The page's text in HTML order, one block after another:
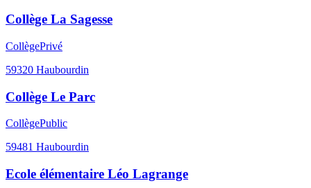
Collège La Sagesse
CollègePrivé
59320 Haubourdin
Collège Le Parc
CollègePublic
59481 Haubourdin
Ecole élémentaire Léo Lagrange